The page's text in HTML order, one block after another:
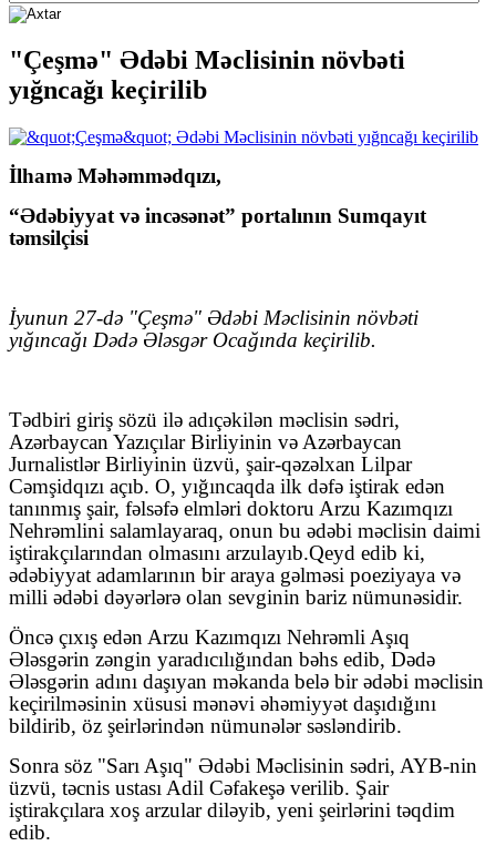
"Çeşmə" Ədəbi Məclisinin növbəti
yığncağı keçirilib
İlhamə Məhəmmədqızı,
“Ədəbiyyat və incəsənət” portalının Sumqayıt
təmsilçisi
İyunun 27-də "Çeşmə" Ədəbi Məclisinin növbəti
yığıncağı Dədə Ələsgər Ocağında keçirilib.
Tədbiri giriş sözü ilə adıçəkilən məclisin sədri,
Azərbaycan Yazıçılar Birliyinin və Azərbaycan
Jurnalistlər Birliyinin üzvü, şair-qəzəlxan Lilpar
Cəmşidqızı açıb. O, yığıncaqda ilk dəfə iştirak edən
tanınmış şair, fəlsəfə elmləri doktoru Arzu Kazımqızı
Nehrəmlini salamlayaraq, onun bu ədəbi məclisin daimi
iştirakçılarından olmasını arzulayıb.Qeyd edib ki,
ədəbiyyat adamlarının bir araya gəlməsi poeziyaya və
milli ədəbi dəyərlərə olan sevginin bariz nümunəsidir.
Öncə çıxış edən Arzu Kazımqızı Nehrəmli Aşıq
Ələsgərin zəngin yaradıcılığından bəhs edib, Dədə
Ələsgərin adını daşıyan məkanda belə bir ədəbi məclisin
keçirilməsinin xüsusi mənəvi əhəmiyyət daşıdığını
bildirib, öz şeirlərindən nümunələr səsləndirib.
Sonra söz "Sarı Aşıq" Ədəbi Məclisinin sədri, AYB-nin
üzvü, təcnis ustası Adil Cəfakeşə verilib. Şair
iştirakçılara xoş arzular diləyib, yeni şeirlərini təqdim
edib.